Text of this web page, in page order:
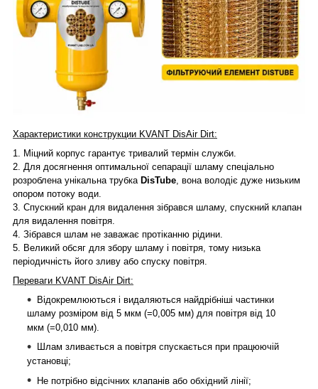
Характеристики конструкции KVANT DisAir Dirt:
1. Міцний корпус гарантує тривалий термін служби.
2. Для досягнення оптимальної сепарації шламу спеціально
розроблена унікальна трубка DisTube, вона володіє дуже низьким
опором потоку води.
3. Спускний кран для видалення зібрався шламу, спускний клапан
для видалення повітря.
4. Зібрався шлам не заважає протіканню рідини.
5. Великий обсяг для збору шламу і повітря, тому низька
періодичність його зливу або спуску повітря.
Переваги KVANT DisAir Dirt:
Відокремлюються і видаляються найдрібніші частинки
шламу розміром від 5 мкм (=0,005 мм) для повітря від 10
мкм (=0,010 мм).
Шлам зливається а повітря спускається при працюючій
установці;
Не потрібно відсічних клапанів або обхідний лінії;